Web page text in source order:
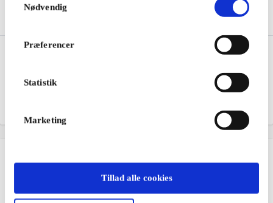
Nødvendig
Præferencer
Statistik
Marketing
Tillad alle cookies
Restaurantguidens
Restaurant-, hotel- og
spaoplevelser
Saxo DK Gavekort